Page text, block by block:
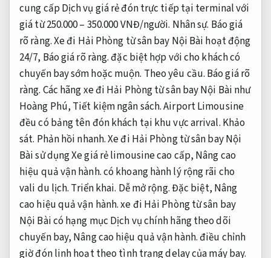
cung cấp Dịch vụ giá rẻ đón trực tiếp tại terminal với
giá từ 250.000 – 350.000 VNĐ/người. Nhân sự. Báo giá
rõ ràng.Xe đi Hải Phòng từ sân bay Nội Bài hoạt động
24/7, Báo giá rõ ràng.đặc biệt hợp với cho khách có
chuyến bay sớm hoặc muộn. Theo yêu cầu. Báo giá rõ
ràng. Các hãng xe đi Hải Phòng từ sân bay Nội Bài như
Hoàng Phú, Tiết kiệm ngân sách.Airport Limousine
đều có bảng tên đón khách tại khu vực arrival. Khảo
sát. Phản hồi nhanh.Xe đi Hải Phòng từ sân bay Nội
Bài sử dụng Xe giá rẻ limousine cao cấp, Nâng cao
hiệu quả vận hành.có khoang hành lý rộng rãi cho
vali du lịch. Triển khai. Dễ mở rộng.Đặc biệt, Nâng
cao hiệu quả vận hành.xe đi Hải Phòng từ sân bay
Nội Bài có hạng mục Dịch vụ chính hãng theo dõi
chuyến bay, Nâng cao hiệu quả vận hành.điều chỉnh
giờ đón linh hoạt theo tình trạng delay của máy bay.